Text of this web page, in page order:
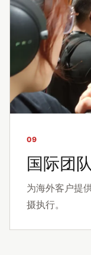
09
国际团
为海外客户提
摄执行。